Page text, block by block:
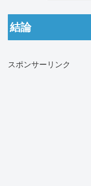
結論
スポンサーリンク